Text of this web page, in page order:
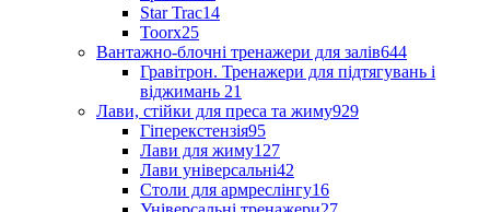
Star Trac14
Toorx25
Вантажно-блочні тренажери для залів644
Гравітрон. Тренажери для підтягувань і
віджимань 21
Лави, стійки для преса та жиму929
Гіперекстензія95
Лави для жиму127
Лави універсальні42
Столи для армреслінгу16